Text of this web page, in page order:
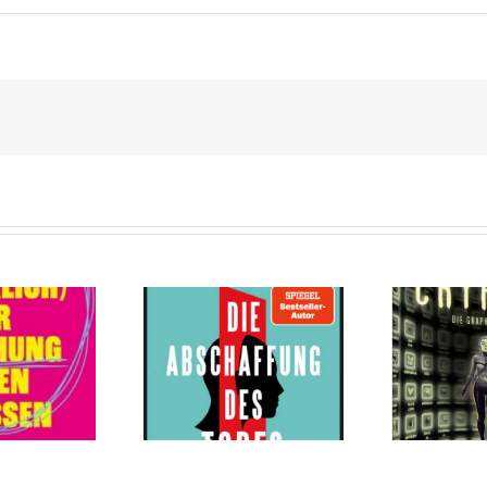
Abschaffung
Todes von
Eschbach
Cryptos von Ursula
Poznanski,
Christopher
Tauber, Timo
Grubing